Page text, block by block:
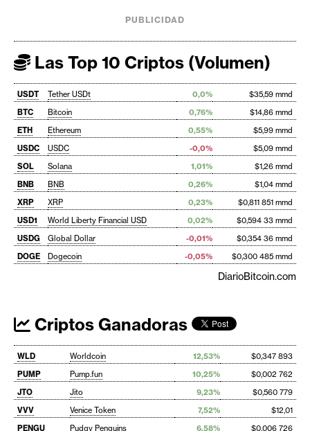
PUBLICIDAD
Las Top 10 Criptos (Volumen)
USDT Tether USDt 0,0%
$35,59 mmd
BTC
Bitcoin 0,76%
$14,86 mmd
ETH
Ethereum 0,55%
$5,99 mmd
USDC
USDC -0,0%
$5,09 mmd
SOL
Solana 1,01%
$1,26 mmd
BNB
BNB 0,26%
$1,04 mmd
XRP
XRP 0,23%
$0,811 851 mmd
USD1
World Liberty Financial USD 0,02%
$0,594 33 mmd
USDG
Global Dollar -0,01%
$0,354 36 mmd
DOGE
Dogecoin -0,05% $0,300 485 mmd
DiarioBitcoin.com
Criptos Ganadoras
WLD Worldcoin 12,53%
$0,347 893
PUMP
Pump.fun 10,25%
$0,002 762
JTO
Jito 9,23%
$0,560 779
VVV
Venice Token 7,52%
$12,01
PENGU
Pudgy Penguins 6,58% $0,006 726